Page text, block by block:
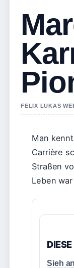
FELIX LUKAS
Man
Carrière
Straßen
Leben
Sieh